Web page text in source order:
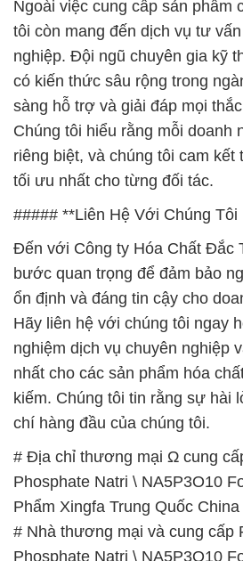
Chúng tôi hiểu rằng mỗi doanh
riêng biệt, và chúng tôi cam
tối ưu nhất cho từng đối tác.
##### **Liên Hệ Với Chúng Tôi
Đến với Công ty Hóa Chất Đắc
bước quan trọng để đảm bảo
ổn định và đáng tin cậy cho
Hãy liên hệ với chúng tôi ngay
nghiệm dịch vụ chuyên nghiệp
nhất cho các sản phẩm hóa
kiếm. Chúng tôi tin rằng sự hài
chí hàng đầu của chúng tôi.
# Địa chỉ thương mại Ω cung
Phosphate Natri \ NA5P3O10
Phẩm Xingfa Trung Quốc China
# Nhà thương mại và cung cấp
Phosphate Natri \ NA5P3O10
Phẩm Xingfa Trung Quốc China
# Nhà phân phối Ø kinh doanh
Phosphate Natri \ NA5P3O10
Phẩm Xingfa Trung Quốc China